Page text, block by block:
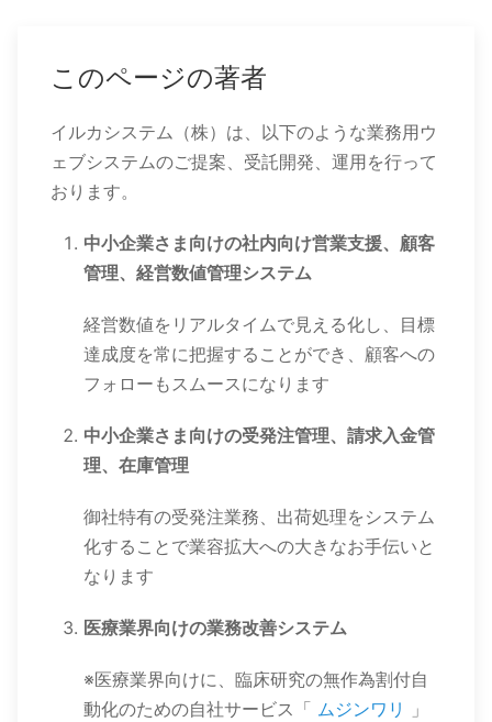
このページの著者
イルカシステム（株）は、以下のような業務用ウ
ェブシステムのご提案、受託開発、運用を行って
おります。
中小企業さま向けの社内向け営業支援、顧客
管理、経営数値管理システム
経営数値をリアルタイムで見える化し、目標
達成度を常に把握することができ、顧客への
フォローもスムースになります
中小企業さま向けの受発注管理、請求入金管
理、在庫管理
御社特有の受発注業務、出荷処理をシステム
化することで業容拡大への大きなお手伝いと
なります
医療業界向けの業務改善システム
※医療業界向けに、臨床研究の無作為割付自
動化のための自社サービス「 ムジンワリ
」